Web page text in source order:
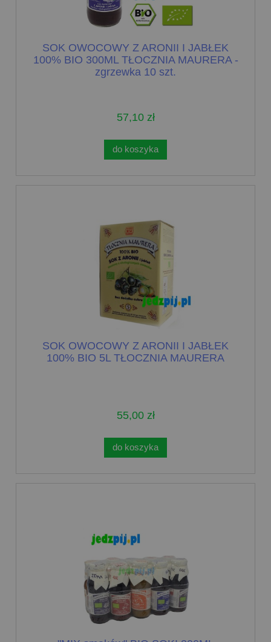
SOK OWOCOWY Z ARONII I JABŁEK
100% BIO 300ML TŁOCZNIA MAURERA -
zgrzewka 10 szt.
57,10 zł
do koszyka
SOK OWOCOWY Z ARONII I JABŁEK
100% BIO 5L TŁOCZNIA MAURERA
55,00 zł
do koszyka